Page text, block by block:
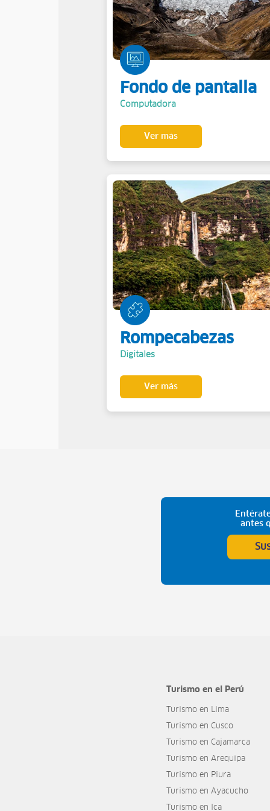
Fondo de pantalla
Computadora
Ver más
Rompecabezas
Digitales
Ver más
antes
Turismo en el Perú
Turismo en Lima
Turismo en Cusco
Turismo en Cajamarca
Turismo en Arequipa
Turismo en Piura
Turismo en Ayacucho
Turismo en Ica